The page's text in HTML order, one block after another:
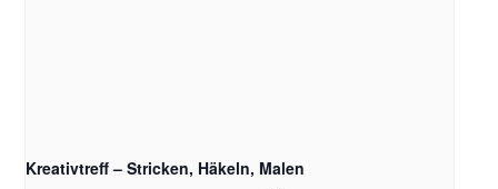
Kreativtreff – Stricken, Häkeln, Malen